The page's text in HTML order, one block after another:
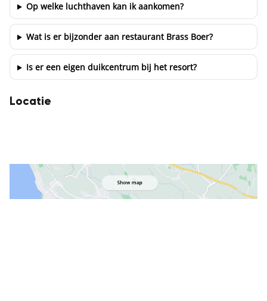
Op welke luchthaven kan ik aankomen?
Wat is er bijzonder aan restaurant Brass Boer?
Is er een eigen duikcentrum bij het resort?
Locatie